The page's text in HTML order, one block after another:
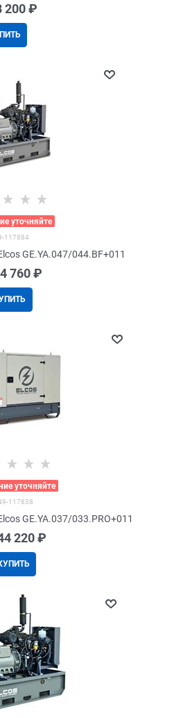
200 ₽
уточняйте
117884
GE.YA.047/044.BF+011
760 ₽
уточняйте
117838
GE.YA.037/033.PRO+011
220 ₽